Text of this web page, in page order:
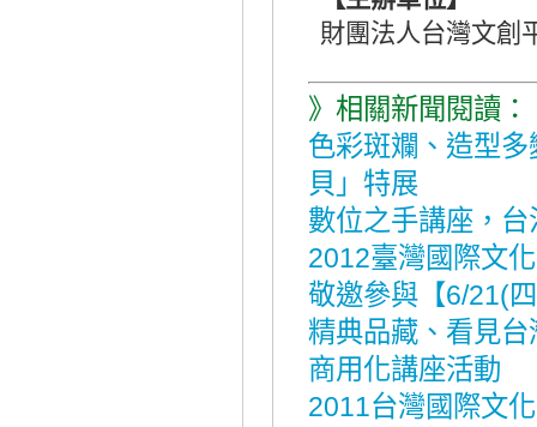
財團法人台灣文創
》相關新聞閱讀：
色彩斑斕、造型
貝」特展
數位之手講座，
2012臺灣國際文
敬邀參與【6/21(
精典品藏、看見
商用化講座活動
2011台灣國際文